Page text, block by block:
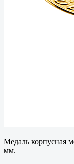
Медаль корпусная
мм.